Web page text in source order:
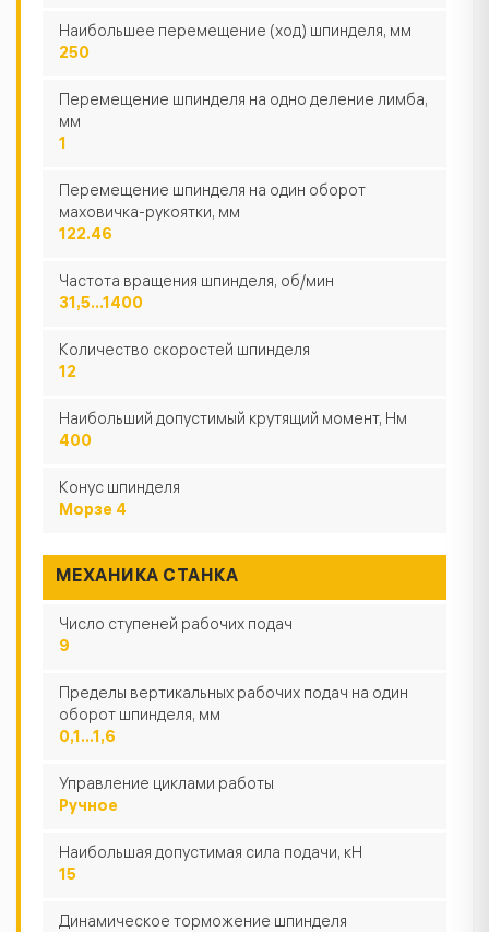
Наибольшее перемещение (ход) шпинделя, мм
250
Перемещение шпинделя на одно деление лимба,
мм
1
Перемещение шпинделя на один оборот
маховичка-рукоятки, мм
122.46
Частота вращения шпинделя, об/мин
31,5...1400
Количество скоростей шпинделя
12
Наибольший допустимый крутящий момент, Нм
400
Конус шпинделя
Морзе 4
МЕХАНИКА СТАНКА
Число ступеней рабочих подач
9
Пределы вертикальных рабочих подач на один
оборот шпинделя, мм
0,1...1,6
Управление циклами работы
Ручное
Наибольшая допустимая сила подачи, кН
15
Динамическое торможение шпинделя